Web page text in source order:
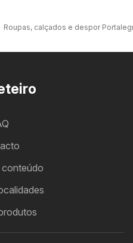
Roupas, calçados e despor
conteúdo